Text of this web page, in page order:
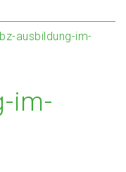
ausbildung-im-
im-